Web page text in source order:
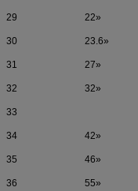
29 22»
30 23.6»
31 27»
32 32»
33
34 42»
35 46»
36 55»